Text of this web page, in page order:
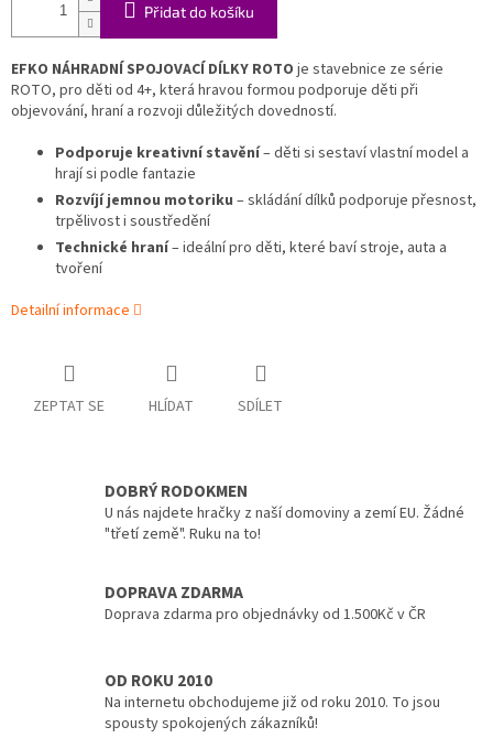
Přidat do košíku
EFKO NÁHRADNÍ SPOJOVACÍ DÍLKY ROTO je stavebnice ze série
ROTO, pro děti od 4+, která hravou formou podporuje děti při
objevování, hraní a rozvoji důležitých dovedností.
Podporuje kreativní stavění– děti si sestaví vlastní model a
hrají si podle fantazie
Rozvíjí jemnou motoriku – skládání dílků podporuje přesnost,
trpělivost i soustředění
Technické hraní– ideální pro děti, které baví stroje, auta a
tvoření
Detailní informace
ZEPTAT SE HLÍDAT SDÍLET
DOBRÝ RODOKMEN
U nás najdete hračky z naší domoviny a zemí EU. Žádné
"třetí země". Ruku na to!
DOPRAVA ZDARMA
Doprava zdarma pro objednávky od 1.500Kč v ČR
OD ROKU 2010
Na internetu obchodujeme již od roku 2010. To jsou
spousty spokojených zákazníků!